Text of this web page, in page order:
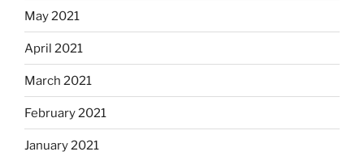
May 2021
April 2021
March 2021
February 2021
January 2021